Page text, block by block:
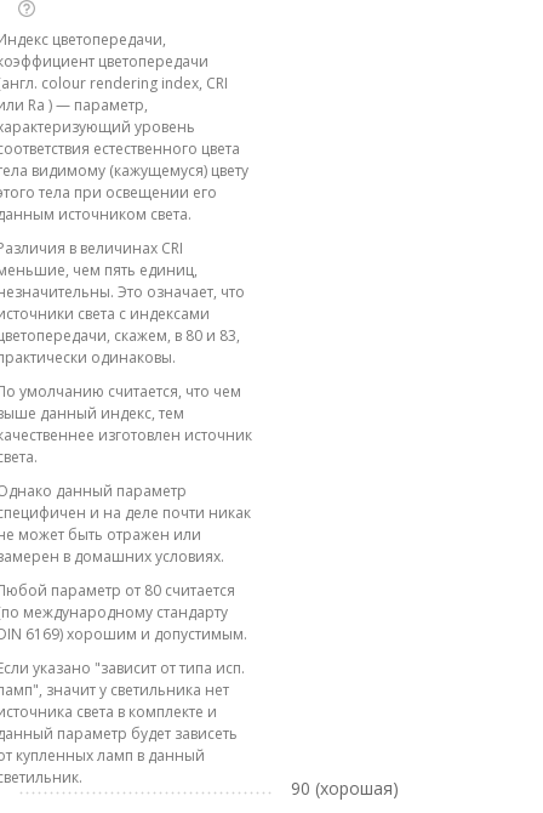
цветопередачи,
цветопередачи
colour rendering index, CRI
Ra ) — параметр,
уровень
естественного цвета
видимому (кажущемуся) цвету
тела при освещении его
источником света.
в величинах CRI
чем пять единиц,
Это означает, что
света с индексами
скажем, в 80 и 83,
одинаковы.
умолчанию считается, что чем
данный индекс, тем
изготовлен источник
данный параметр
и на деле почти никак
может быть отражен или
в домашних условиях.
параметр от 80 считается
международному стандарту
6169) хорошим и допустимым.
указано "зависит от типа исп.
значит у светильника нет
света в комплекте и
параметр будет зависеть
купленных ламп в данный
90 (хорошая)